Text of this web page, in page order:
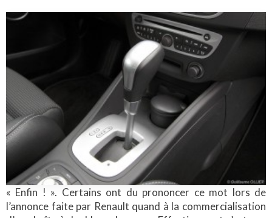
« Enfin ! ». Certains ont du prononcer ce mot lors de
l’annonce faite par Renault quand à la commercialisation